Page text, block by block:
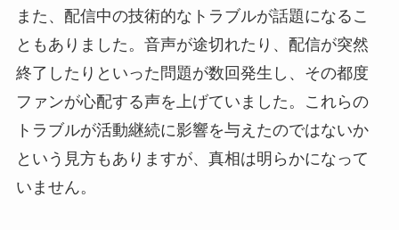
また、配信中の技術的なトラブルが話題になるこ
ともありました。音声が途切れたり、配信が突然
終了したりといった問題が数回発生し、その都度
ファンが心配する声を上げていました。これらの
トラブルが活動継続に影響を与えたのではないか
という見方もありますが、真相は明らかになって
いません。